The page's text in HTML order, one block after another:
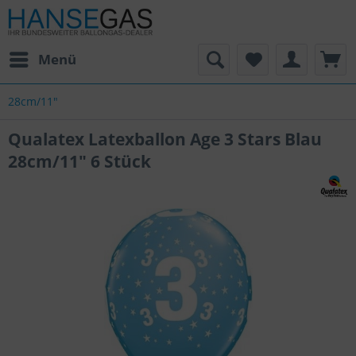
Menü
28cm/11"
Qualatex Latexballon Age 3 Stars Blau
28cm/11" 6 Stück